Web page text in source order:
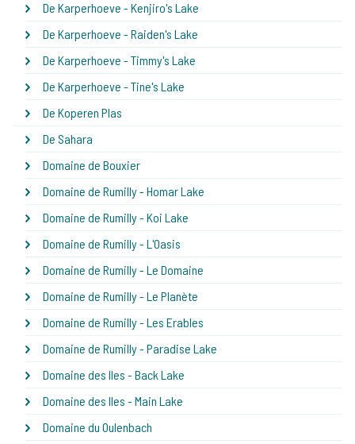
De Karperhoeve - Kenjiro's Lake
De Karperhoeve - Raiden's Lake
De Karperhoeve - Timmy's Lake
De Karperhoeve - Tine's Lake
De Koperen Plas
De Sahara
Domaine de Bouxier
Domaine de Rumilly - Homar Lake
Domaine de Rumilly - Koi Lake
Domaine de Rumilly - L'Oasis
Domaine de Rumilly - Le Domaine
Domaine de Rumilly - Le Planète
Domaine de Rumilly - Les Erables
Domaine de Rumilly - Paradise Lake
Domaine des Iles - Back Lake
Domaine des Iles - Main Lake
Domaine du Oulenbach